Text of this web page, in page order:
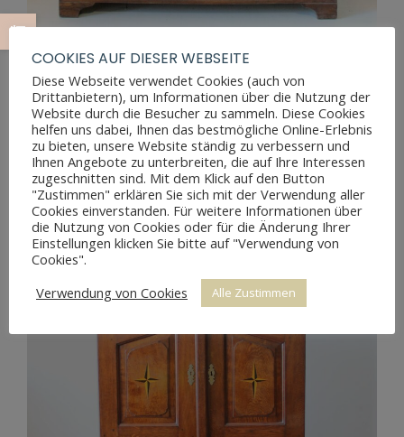
BAROCK HALBSEKRETÄR
COOKIES AUF DIESER WEBSEITE
Diese Webseite verwendet Cookies (auch von
Drittanbietern), um Informationen über die Nutzung der
Website durch die Besucher zu sammeln. Diese Cookies
helfen uns dabei, Ihnen das bestmögliche Online-Erlebnis
zu bieten, unsere Website ständig zu verbessern und
Ihnen Angebote zu unterbreiten, die auf Ihre Interessen
zugeschnitten sind. Mit dem Klick auf den Button
"Zustimmen" erklären Sie sich mit der Verwendung aller
Cookies einverstanden. Für weitere Informationen über
die Nutzung von Cookies oder für die Änderung Ihrer
Einstellungen klicken Sie bitte auf "Verwendung von
Cookies".
Verwendung von Cookies
Alle Zustimmen